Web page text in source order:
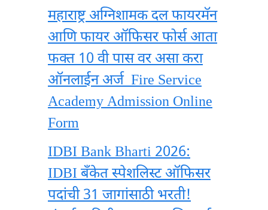
महाराष्ट्र अग्निशामक दल फायरमॅन
आणि फायर ऑफिसर फोर्स आता
फक्त 10 वी पास वर असा करा
ऑनलाईन अर्ज Fire Service
Academy Admission Online
Form
IDBI Bank Bharti 2026:
IDBI बँकेत स्पेशलिस्ट ऑफिसर
पदांची 31 जागांसाठी भरती!